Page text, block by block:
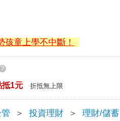
童上學不中斷！
?
抵1元 折抵無上限
＞ 投資理財 ＞ 理財/儲蓄